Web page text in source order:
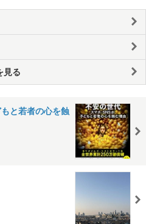
見る
と若者の心を蝕